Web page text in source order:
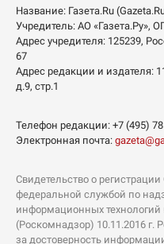
Название: Газета.Ru
Учредитель: АО «Газета.Ру»,
Адрес учредителя: 125239,
67
Адрес редакции и издателя:
д.9, стр.1
Телефон редакции: +7 (495)
Электронная почта:
Свидетельство о
федеральной службой по
информационных
(Роскомнадзор) 10.11.2016 г.
за достоверность